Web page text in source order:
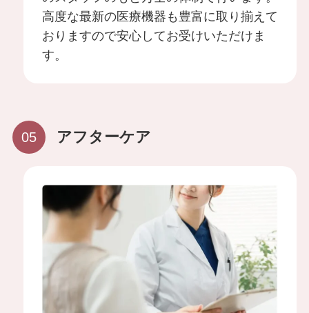
施術一覧
顔の施術
身体の施術
豊胸手術
24時間受付 LINEから予約する
高度な最新の医療機器も豊富に取り揃えて
おりますので安心してお受けいただけま
す。
アフターケア